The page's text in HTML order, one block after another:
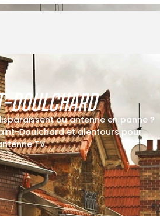
DOULCHARD
ou antenne en panne ?
Doulchard et alentours pour
TV.